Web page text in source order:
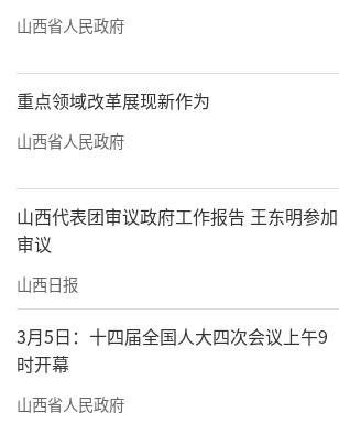
山西省人民政府
重点领域改革展现新作为
山西省人民政府
山西代表团审议政府工作报告 王东明参加
审议
山西日报
3月5日：十四届全国人大四次会议上午9
时开幕
山西省人民政府